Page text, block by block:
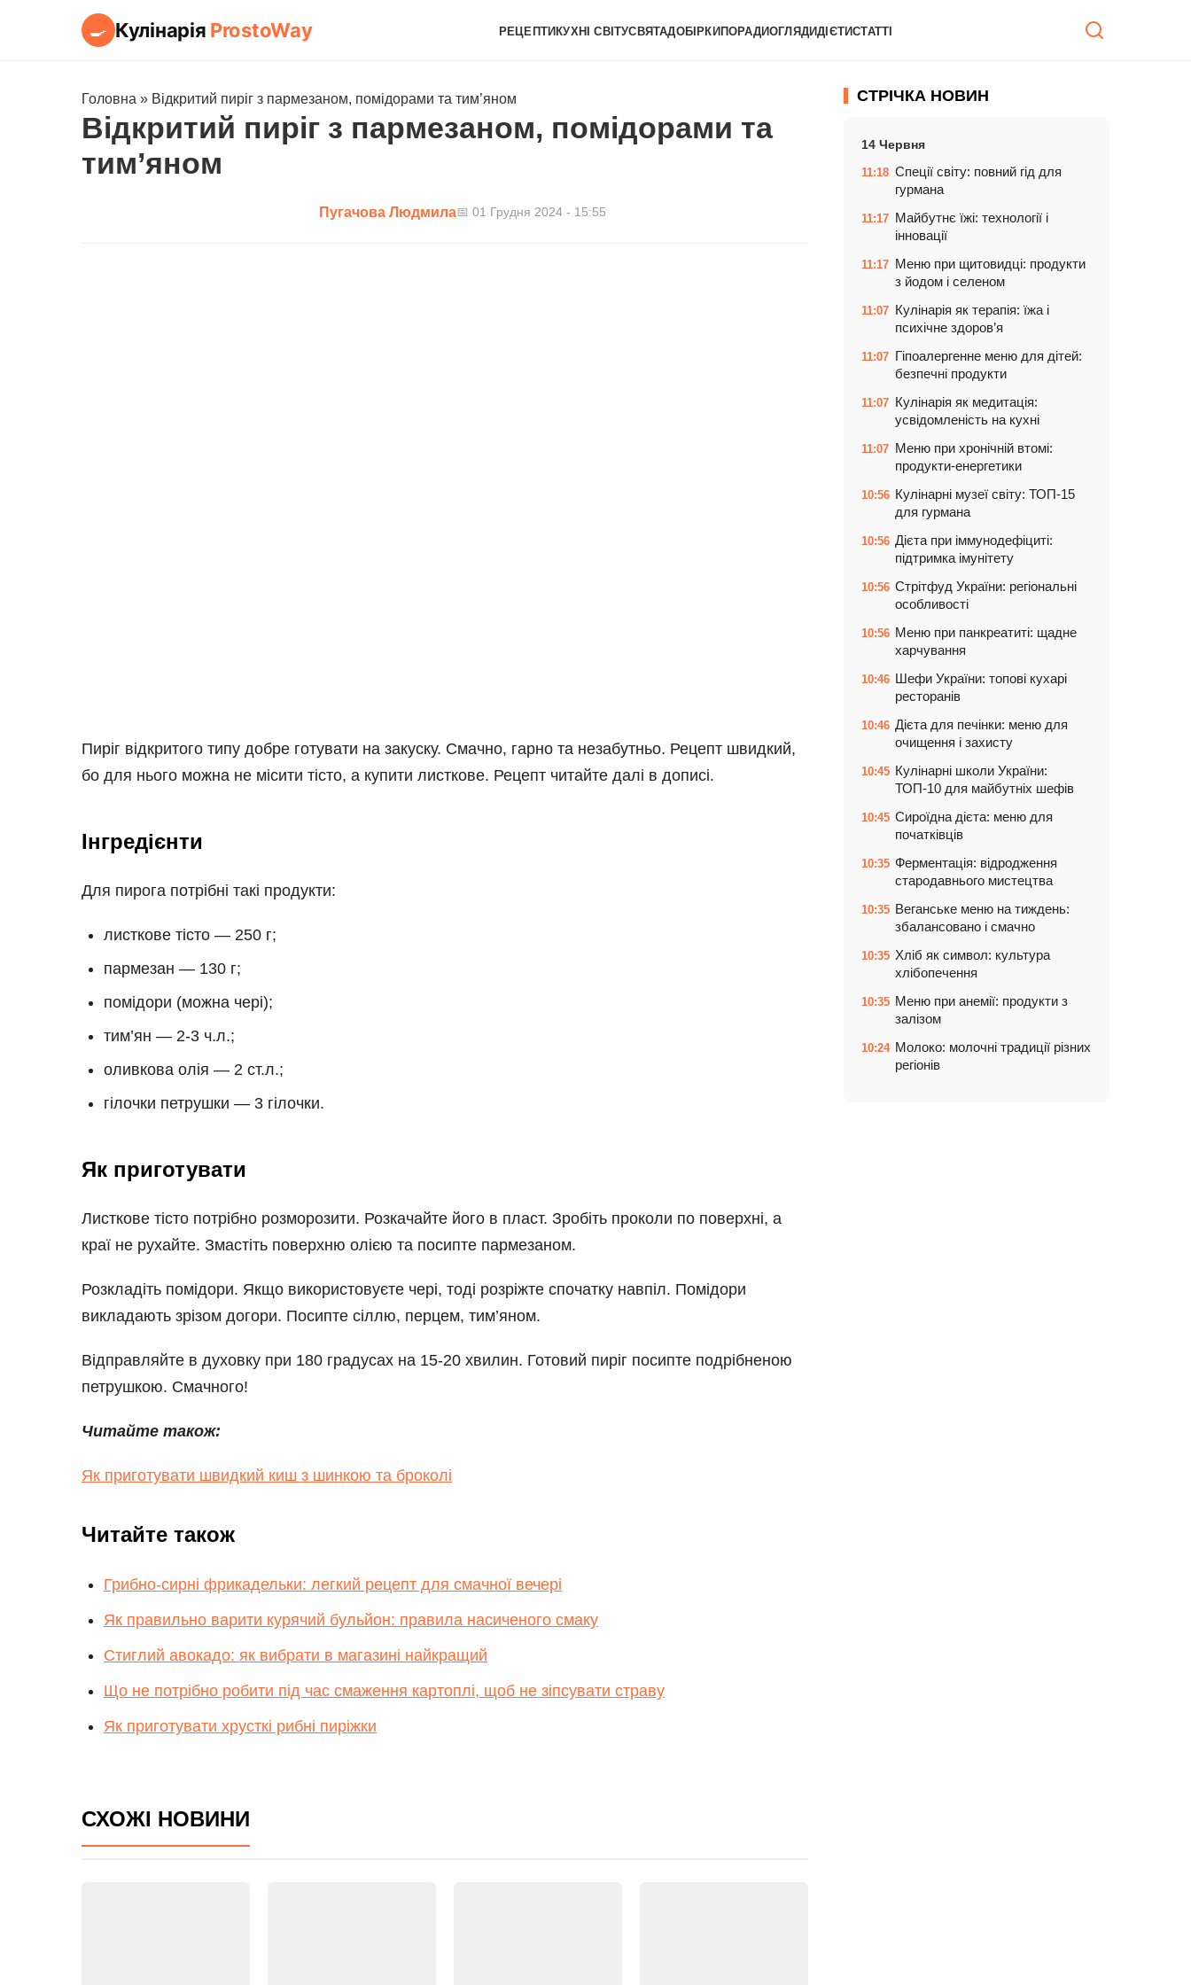
🍳 Кулінарія ProstoWay РЕЦЕПТИКУХНІ СВІТУСВЯТАДОБІРКИПОРАДИОГЛЯДИДІЄТИСТАТТІ
Головна » Відкритий пиріг з пармезаном, помідорами та тим’яном
Відкритий пиріг з пармезаном, помідорами та
тим’яном
Пугачова Людмила📅 01 Грудня 2024 - 15:55
Пиріг відкритого типу добре готувати на закуску. Смачно, гарно та незабутньо. Рецепт швидкий,
бо для нього можна не місити тісто, а купити листкове. Рецепт читайте далі в дописі.
Інгредієнти
Для пирога потрібні такі продукти:
листкове тісто — 250 г;
пармезан — 130 г;
помідори (можна чері);
тим’ян — 2-3 ч.л.;
оливкова олія — 2 ст.л.;
гілочки петрушки — 3 гілочки.
Як приготувати
Листкове тісто потрібно розморозити. Розкачайте його в пласт. Зробіть проколи по поверхні, а
краї не рухайте. Змастіть поверхню олією та посипте пармезаном.
Розкладіть помідори. Якщо використовуєте чері, тоді розріжте спочатку навпіл. Помідори
викладають зрізом догори. Посипте сіллю, перцем, тим’яном.
Відправляйте в духовку при 180 градусах на 15-20 хвилин. Готовий пиріг посипте подрібненою
петрушкою. Смачного!
Читайте також:
Як приготувати швидкий киш з шинкою та броколі
Читайте також
Грибно-сирні фрикадельки: легкий рецепт для смачної вечері
Як правильно варити курячий бульйон: правила насиченого смаку
Стиглий авокадо: як вибрати в магазині найкращий
Що не потрібно робити під час смаження картоплі, щоб не зіпсувати страву
Як приготувати хрусткі рибні пиріжки
СХОЖІ НОВИНИ
СТРІЧКА НОВИН
14 Червня
11:18 Спеції світу: повний гід для
гурмана
11:17 Майбутнє їжі: технології і
інновації
11:17 Меню при щитовидці: продукти
з йодом і селеном
11:07 Кулінарія як терапія: їжа і
психічне здоров’я
11:07 Гіпоалергенне меню для дітей:
безпечні продукти
11:07 Кулінарія як медитація:
усвідомленість на кухні
11:07 Меню при хронічній втомі:
продукти-енергетики
10:56 Кулінарні музеї світу: ТОП-15
для гурмана
10:56 Дієта при іммунодефіциті:
підтримка імунітету
10:56 Стрітфуд України: регіональні
особливості
10:56 Меню при панкреатиті: щадне
харчування
10:46 Шефи України: топові кухарі
ресторанів
10:46 Дієта для печінки: меню для
очищення і захисту
10:45 Кулінарні школи України:
ТОП-10 для майбутніх шефів
10:45 Сироїдна дієта: меню для
початківців
10:35 Ферментація: відродження
стародавнього мистецтва
10:35 Веганське меню на тиждень:
збалансовано і смачно
10:35 Хліб як символ: культура
хлібопечення
10:35 Меню при анемії: продукти з
залізом
10:24 Молоко: молочні традиції різних
регіонів